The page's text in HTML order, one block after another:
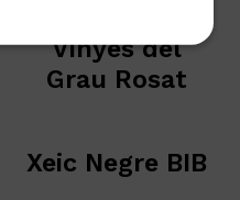
Vinyes del
Grau Rosat
Xeic Negre BIB